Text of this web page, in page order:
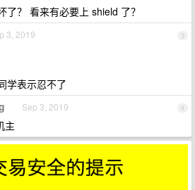
了？ 看来有必要上 shield 了？
3
3, 2019
学表示忍不了
4
Sep 3, 2019
主